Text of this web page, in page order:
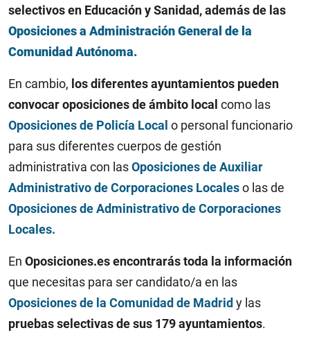
selectivos en Educación y Sanidad, además de las
Oposiciones a Administración General de la
Comunidad Autónoma.
En cambio, los diferentes ayuntamientos pueden
convocar oposiciones de ámbito local como las
Oposiciones de Policía Local o personal funcionario
para sus diferentes cuerpos de gestión
administrativa con lasOposiciones de Auxiliar
Administrativo de Corporaciones Localeso las de
Oposiciones de Administrativo de Corporaciones
Locales.
En Oposiciones.es encontrarás toda la información
que necesitas para ser candidato/a en las
Oposiciones de la Comunidad de Madrid y las
pruebas selectivas de sus 179 ayuntamientos.